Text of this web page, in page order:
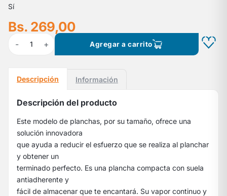
Sí
Bs. 269,00
- 1 + Agregar a carrito
Descripción Información
Descripción del producto
Este modelo de planchas, por su tamaño, ofrece una
solución innovadora
que ayuda a reducir el esfuerzo que se realiza al planchar
y obtener un
terminado perfecto. Es una plancha compacta con suela
antiadherente y
fácil de almacenar que te encantará. Su vapor continuo y